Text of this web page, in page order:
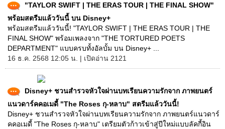
"TAYLOR SWIFT | THE ERAS TOUR | THE FINAL SHOW"
พร้อมสตรีมแล้ววันนี้ บน Disney+
พร้อมสตรีมแล้ววันนี้! "TAYLOR SWIFT | THE ERAS TOUR | THE
FINAL SHOW" พร้อมเพลงจาก "THE TORTURED POETS
DEPARTMENT" แบบครบทั้งอัลบั้ม บน Disney+ ...
16 ธ.ค. 2568 12:05 น. | เปิดอ่าน 2121
Disney+ ชวนสำรวจหัวใจผ่านบทเรียนความรักจาก ภาพยนตร์
แนวดาร์คคอเมดี้ "The Roses กุ-หลาบ" สตรีมแล้ววันนี้!
Disney+ ชวนสำรวจหัวใจผ่านบทเรียนความรักจาก ภาพยนตร์แนวดาร์
คคอเมดี้ "The Roses กุ-หลาบ" เตรียมตัวก้าวเข้าสู่ปีใหม่แบบลัคกี้อิน